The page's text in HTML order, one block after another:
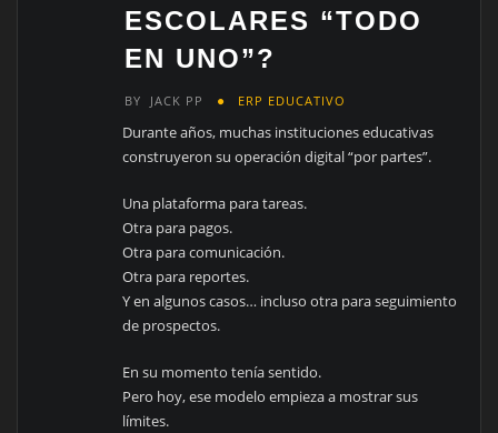
ESCOLARES “TODO
EN UNO”?
BY JACK PP ERP EDUCATIVO
Durante años, muchas instituciones educativas
construyeron su operación digital “por partes”.
Una plataforma para tareas.
Otra para pagos.
Otra para comunicación.
Otra para reportes.
Y en algunos casos… incluso otra para seguimiento
de prospectos.
En su momento tenía sentido.
Pero hoy, ese modelo empieza a mostrar sus
límites.